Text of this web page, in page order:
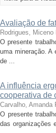
Avaliação de
Rodrigues, Miceno
O presente
uma mineração. A
de ...
A influência
cooperativa de
Carvalho, Amanda
O presente
das organizações